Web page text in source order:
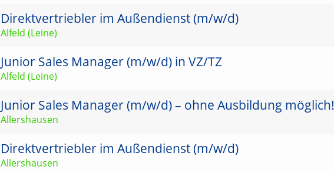
Direktvertriebler im Außendienst (m/w/d)
Alfeld (Leine)
Junior Sales Manager (m/w/d) in VZ/TZ
Alfeld (Leine)
Junior Sales Manager (m/w/d) – ohne Ausbildung möglich!
Allershausen
Direktvertriebler im Außendienst (m/w/d)
Allershausen